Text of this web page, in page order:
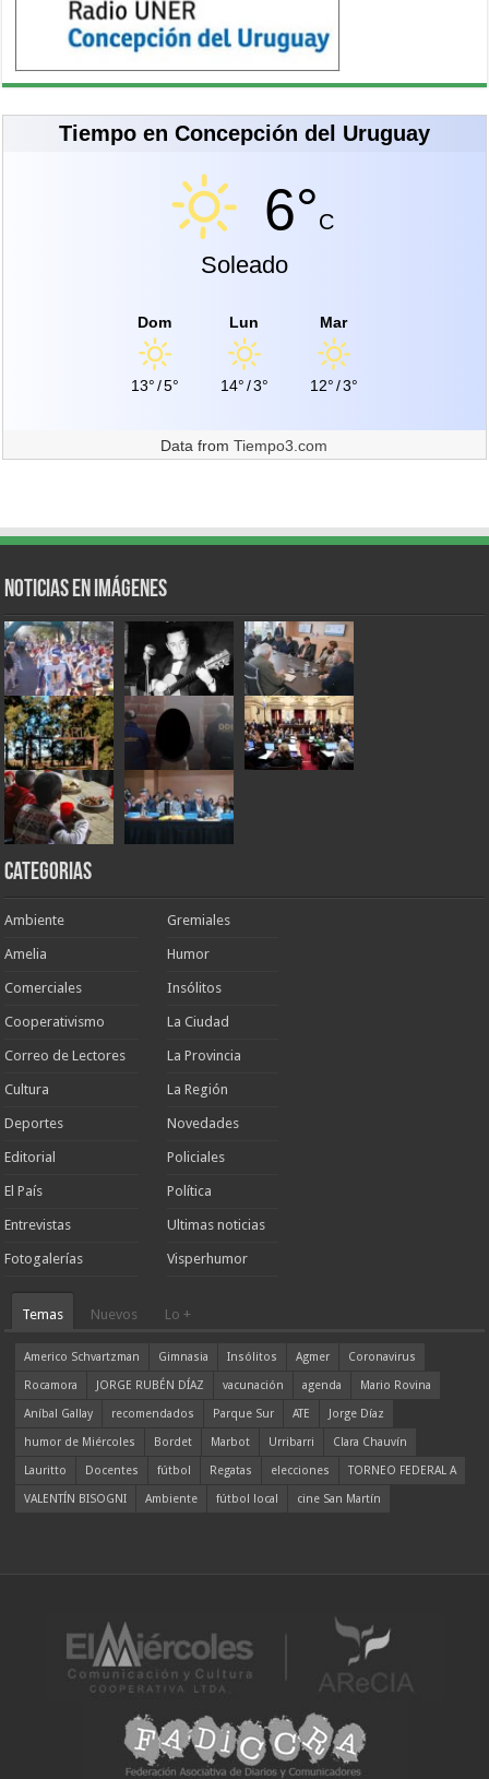
Tiempo en Concepción del Uruguay
6°C
Soleado
Dom
13°/5°
Lun
14°/3°
Mar
12°/3°
Data fromTiempo3.com
Noticias en Imágenes
Categorias
Ambiente
Amelia
Comerciales
Cooperativismo
Correo de Lectores
Cultura
Deportes
Editorial
El País
Entrevistas
Fotogalerías
Gremiales
Humor
Insólitos
La Ciudad
La Provincia
La Región
Novedades
Policiales
Política
Ultimas noticias
Visperhumor
Temas Nuevos Lo +
Americo Schvartzman Gimnasia Insólitos Agmer
Coronavirus
Rocamora
JORGE RUBÉN DÍAZ vacunación agenda
Mario Rovina
Aníbal Gallay
recomendados Parque Sur ATE
Jorge Díaz
humor de Miércoles
Bordet Marbot Urribarri
Clara Chauvín
Lauritto
Docentes fútbol Regatas elecciones
TORNEO FEDERAL A
VALENTÍN BISOGNI
Ambiente fútbol local cine San Martín